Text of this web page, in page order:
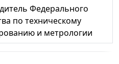
Федерального
по техническому
и метрологии